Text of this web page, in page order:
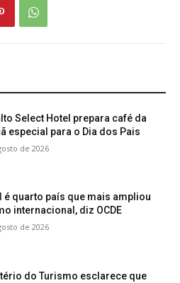
Select Hotel prepara café da
especial para o Dia dos Pais
de 2026
é quarto país que mais ampliou
internacional, diz OCDE
de 2026
do Turismo esclarece que